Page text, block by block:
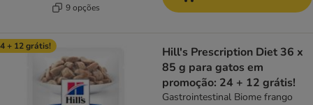
9 opções
+ 12 grátis!
Hill's Prescription Diet 36 x
85 g para gatos em
promoção: 24 + 12 grátis!
Gastrointestinal Biome frango